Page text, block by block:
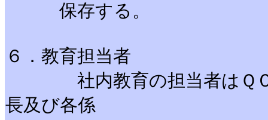
保存する。
６．教育担当者
社内教育の担当者はＱＣ
長及び各係